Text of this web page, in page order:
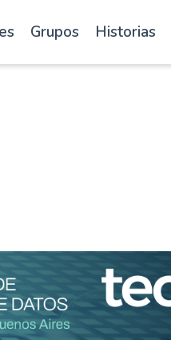
Grupos Historias